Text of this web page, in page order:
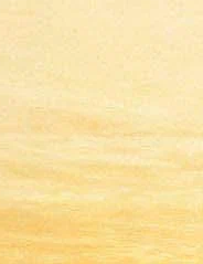
21 мая 2022,
«И жить им вечно»:
Сокурова стали
17:05:
Петергоф под
Смотрите, как